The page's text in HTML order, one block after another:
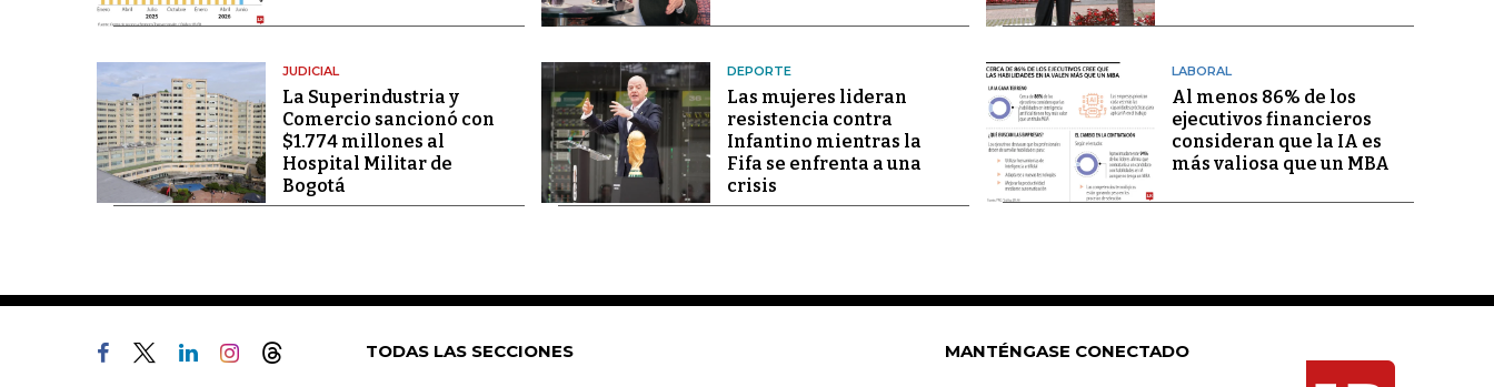
JUDICIAL
La Superindustria y
Comercio sancionó con
$1.774 millones al
Hospital Militar de
Bogotá
DEPORTE
Las mujeres lideran
resistencia contra
Infantino mientras la
Fifa se enfrenta a una
crisis
LABORAL
Al menos 86% de los
ejecutivos financieros
consideran que la IA es
más valiosa que un MBA
TODAS LAS SECCIONES MANTÉNGASE CONECTADO